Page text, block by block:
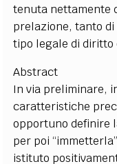
tenuta nettamente
prelazione, tanto
tipo legale di diritto
Abstract
In via preliminare,
caratteristiche
opportuno definire
per poi
istituto